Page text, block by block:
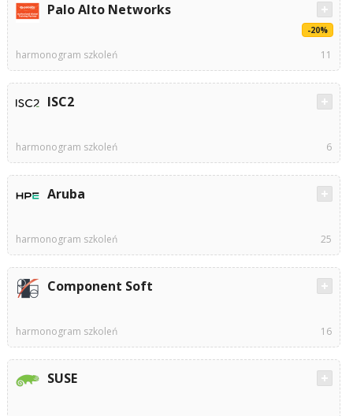
Palo Alto Networks
-20%
harmonogram szkoleń 11
ISC2
harmonogram szkoleń 6
Aruba
harmonogram szkoleń 25
Component Soft
harmonogram szkoleń 16
SUSE